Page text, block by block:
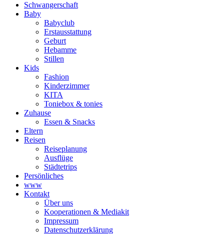
Schwangerschaft
Baby
Babyclub
Erstausstattung
Geburt
Hebamme
Stillen
Kids
Fashion
Kinderzimmer
KITA
Toniebox & tonies
Zuhause
Essen & Snacks
Eltern
Reisen
Reiseplanung
Ausflüge
Städtetrips
Persönliches
www
Kontakt
Über uns
Kooperationen & Mediakit
Impressum
Datenschutzerklärung